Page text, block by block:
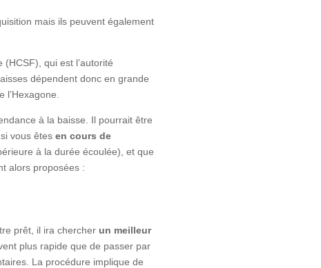
mais ils peuvent également
qui est l’autorité
dépendent donc en grande
à la baisse. Il pourrait être
vous êtes en cours de
à la durée écoulée), et que
alors proposées :
prêt, il ira chercher un meilleur
plus rapide que de passer par
La procédure implique de